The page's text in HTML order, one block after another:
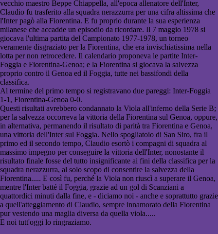
vecchio maestro Beppe Chiappella, all'epoca allenatore dell'Inter,
Claudio fu trasferito alla squadra nerazzurra per una cifra altissima che
l'Inter pagò alla Fiorentina. E fu proprio durante la sua esperienza
milanese che accadde un episodio da ricordare. Il 7 maggio 1978 si
giocava l'ultima partita del Campionato 1977-1978, un torneo
veramente disgraziato per la Fiorentina, che era invischiatissima nella
lotta per non retrocedere. Il calendario proponeva le partite Inter-
Foggia e Fiorentina-Genoa; e la Fiorentina si giocava la salvezza
proprio contro il Genoa ed il Foggia, tutte nei bassifondi della
classifica.
Al termine del primo tempo si registravano due pareggi: Inter-Foggia
1-1, Fiorentina-Genoa 0-0.
Questi risultati avrebbero condannato la Viola all'inferno della Serie B;
per la salvezza occorreva la vittoria della Fiorentina sul Genoa, oppure,
in alternativa, permanendo il risultato di parità tra Fiorentina e Genoa,
una vittoria dell'Inter sul Foggia. Nello spogliatoio di San Siro, fra il
primo ed il secondo tempo, Claudio esortò i compagni di squadra al
massimo impegno per conseguire la vittoria dell'Inter, nonostante il
risultato finale fosse del tutto insignificante ai fini della classifica per la
squadra nerazzurra, al solo scopo di consentire la salvezza della
Fiorentina..... E così fu, perché la Viola non riuscì a superare il Genoa,
mentre l'Inter batté il Foggia, grazie ad un gol di Scanziani a
quattordici minuti dalla fine, e - diciamo noi - anche e soprattutto grazie
a quell'atteggiamento di Claudio, sempre innamorato della Fiorentina
pur vestendo una maglia diversa da quella viola.....
E noi tutt'oggi lo ringraziamo.